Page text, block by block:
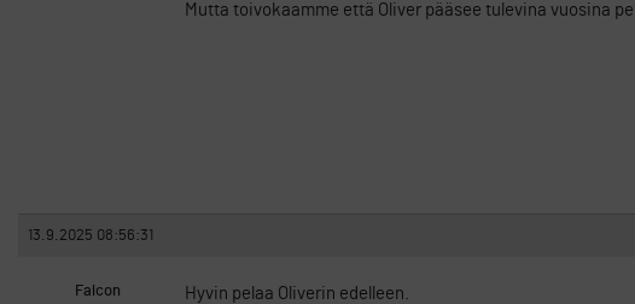
Mutta toivokaamme että Oliver pääsee tulevina vuosina
13.9.2025 08:56:31
Falcon Hyvin pelaa Oliverin edelleen.